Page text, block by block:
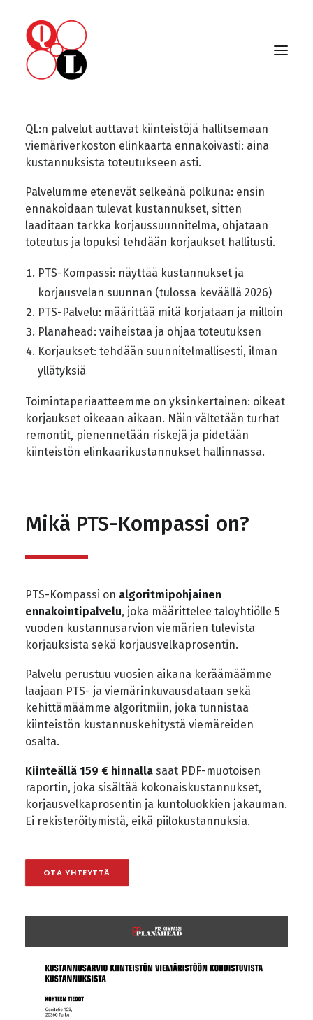
Palvelut
QL:n palvelut auttavat kiinteistöjä hallitsemaan
viemäriverkoston elinkaarta ennakoivasti: aina
kustannuksista toteutukseen asti.
Palvelumme etenevät selkeänä polkuna: ensin
ennakoidaan tulevat kustannukset, sitten
laaditaan tarkka korjaussuunnitelma, ohjataan
toteutus ja lopuksi tehdään korjaukset hallitusti.
PTS-Kompassi: näyttää kustannukset ja
korjausvelan suunnan (tulossa keväällä 2026)
PTS-Palvelu: määrittää mitä korjataan ja milloin
Planahead: vaiheistaa ja ohjaa toteutuksen
Korjaukset: tehdään suunnitelmallisesti, ilman
yllätyksiä
Toimintaperiaatteemme on yksinkertainen: oikeat
korjaukset oikeaan aikaan. Näin vältetään turhat
remontit, pienennetään riskejä ja pidetään
kiinteistön elinkaarikustannukset hallinnassa.
Mikä PTS-Kompassi on?
PTS-Kompassi on algoritmipohjainen
ennakointipalvelu, joka määrittelee taloyhtiölle 5
vuoden kustannusarvion viemärien tulevista
korjauksista sekä korjausvelkaprosentin.
Palvelu perustuu vuosien aikana keräämäämme
laajaan PTS- ja viemärinkuvausdataan sekä
kehittämäämme algoritmiin, joka tunnistaa
kiinteistön kustannuskehitystä viemäreiden
osalta.
Kiinteällä 159 € hinnalla saat PDF-muotoisen
raportin, joka sisältää kokonaiskustannukset,
korjausvelkaprosentin ja kuntoluokkien jakauman.
Ei rekisteröitymistä, eikä piilokustannuksia.
OTA YHTEYTTÄ